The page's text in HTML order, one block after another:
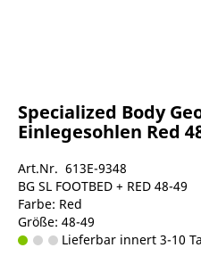
Specialized Body
Einlegesohlen Red
Art.Nr. 613E-9348
BG SL FOOTBED + RED 48-49
Farbe: Red
Größe: 48-49
Lieferbar innert 3-10